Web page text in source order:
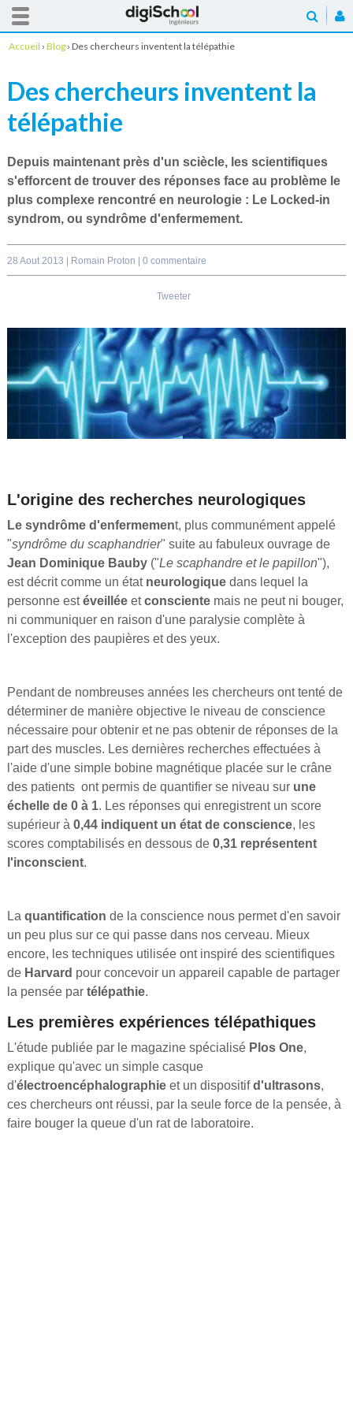
Accueil › Blog › Des chercheurs inventent la télépathie
Des chercheurs inventent la
télépathie
Depuis maintenant près d'un sciècle, les scientifiques
s'efforcent de trouver des réponses face au problème le
plus complexe rencontré en neurologie : Le Locked-in
syndrom, ou syndrôme d'enfermement.
28 Aout 2013 | Romain Proton 0 commentaire
Tweeter
L'origine des recherches neurologiques
Le syndrôme d'enfermement, plus communément appelé
"syndrôme du scaphandrier" suite au fabuleux ouvrage de
Jean Dominique Bauby("Le scaphandre et le papillon"),
est décrit comme un état neurologique dans lequel la
personne estéveillée etconsciente mais ne peut ni bouger,
ni communiquer en raison d'une paralysie complète à
l'exception des paupières et des yeux.
Pendant de nombreuses années les chercheurs ont tenté de
déterminer de manière objective le niveau de conscience
nécessaire pour obtenir et ne pas obtenir de réponses de la
part des muscles. Les dernières recherches effectuées à
l'aide d'une simple bobine magnétique placée sur le crâne
des patients ont permis de quantifier se niveau sur une
échelle de 0 à 1. Les réponses qui enregistrent un score
supérieur à 0,44 indiquent un état de conscience, les
scores comptabilisés en dessous de 0,31 représentent
l'inconscient.
La quantification de la conscience nous permet d'en savoir
un peu plus sur ce qui passe dans nos cerveau. Mieux
encore, les techniques utilisée ont inspiré des scientifiques
de Harvard pour concevoir un appareil capable de partager
la pensée partélépathie.
Les premières expériences télépathiques
L'étude publiée par le magazine spécialiséPlos One,
explique qu'avec un simple casque
d'électroencéphalographie et un dispositifd'ultrasons,
ces chercheurs ont réussi, par la seule force de la pensée, à
faire bouger la queue d'un rat de laboratoire.